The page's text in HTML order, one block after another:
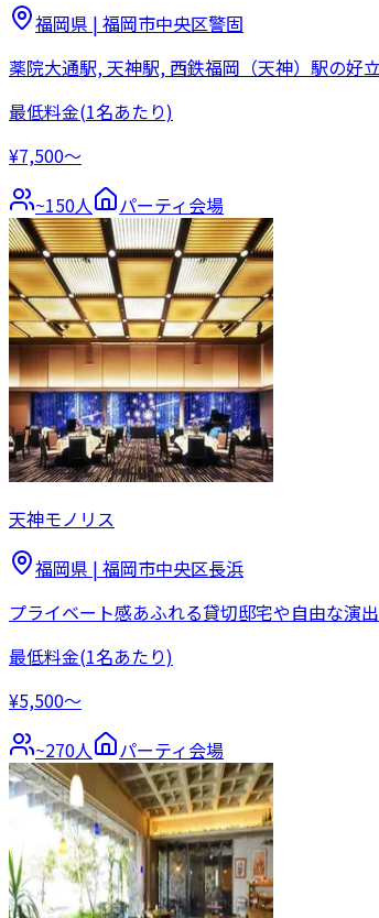
福岡県 | 福岡市中央区警固
薬院大通駅, 天神駅, 西鉄福岡（天神）駅の好
最低料金(1名あたり)
¥7,500〜
~150人 パーティ会場
天神モノリス
福岡県 | 福岡市中央区長浜
プライベート感あふれる貸切邸宅や自由な演
最低料金(1名あたり)
¥5,500〜
~270人 パーティ会場